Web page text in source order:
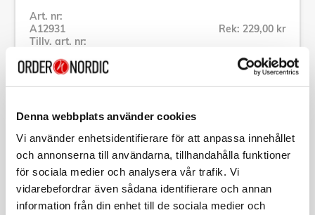
Denna webbplats använder cookies
Vi använder enhetsidentifierare för att anpassa innehållet
och annonserna till användarna, tillhandahålla funktioner
för sociala medier och analysera vår trafik. Vi
vidarebefordrar även sådana identifierare och annan
information från din enhet till de sociala medier och
Art. nr:
A12931
Tillv. art. nr:
Rek: 229,00 kr
Se alla produkter inom Celly
Beskrivning
Art. nr:A12931